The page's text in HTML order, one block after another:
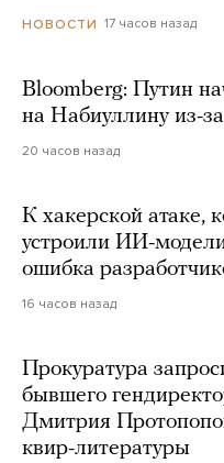
НОВОСТИ 17 часов назад
Bloomberg: Путин
на Набиуллину из-
20 часов назад
К хакерской атаке,
устроили ИИ-
ошибка
16 часов назад
Прокуратура
бывшего
Дмитрия
квир-литературы